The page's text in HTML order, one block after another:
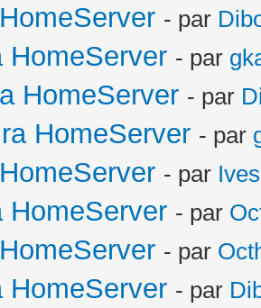
- par
HomeServer - par
HomeServer - par
HomeServer - par
- par Ives
HomeServer - par
- par
HomeServer - par